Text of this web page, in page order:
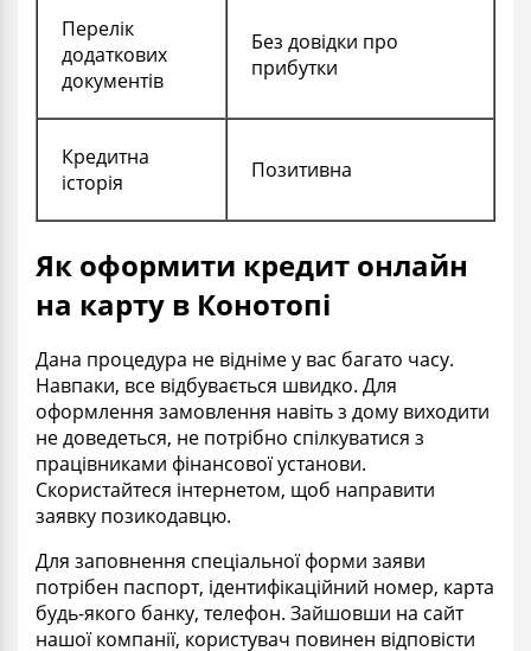
Перелік
додаткових
документів
Без довідки про
прибутки
Кредитна
історія
Позитивна
Як оформити кредит онлайн
на карту в Конотопі
Дана процедура не відніме у вас багато часу.
Навпаки, все відбувається швидко. Для
оформлення замовлення навіть з дому виходити
не доведеться, не потрібно спілкуватися з
працівниками фінансової установи.
Скористайтеся інтернетом, щоб направити
заявку позикодавцю.
Для заповнення спеціальної форми заяви
потрібен паспорт, ідентифікаційний номер, карта
будь-якого банку, телефон. Зайшовши на сайт
нашої компанії, користувач повинен відповісти